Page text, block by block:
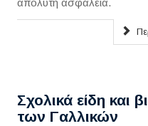
απόλυτη ασφάλεια.
Σχολικά είδη και
των Γαλλικών